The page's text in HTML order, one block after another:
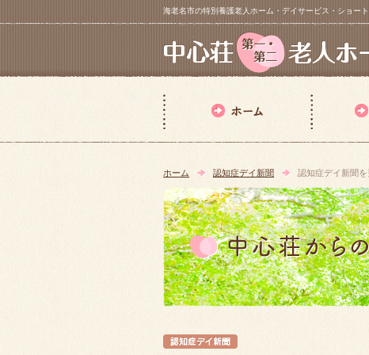
海老名市の特別養護老人ホーム・デイサービス・ショ
ホーム 認知症デイ新聞 認知症デイ新聞